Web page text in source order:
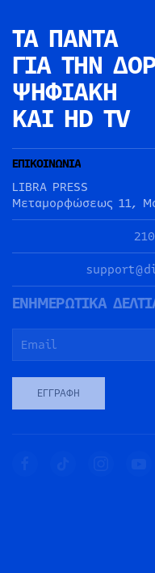
ΤΑ ΠΑΝΤΑ
ΓΙΑ ΤΗΝ
ΨΗΦΙΑΚΗ
ΚΑΙ HD TV
ΕΠΙΚΟΙΝΩΝΙΑ
LIBRA PRESS
Μεταμορφώσεως 11,
ΕΝΗΜΕΡΩΤΙΚΑ
ΕΓΓΡΑΦΉ